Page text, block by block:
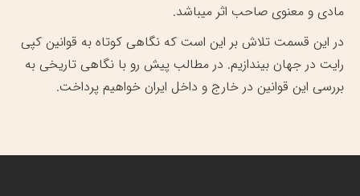
مادی و معنوی صاحب اثر میباشد.
در این قسمت تلاش بر این است که نگاهی کوتاه به قوانین کپی
رایت در جهان بیندازیم. در مطالب پیش رو با نگاهی تاریخی به
بررسی این قوانین در خارج و داخل ایران خواهیم پرداخت.